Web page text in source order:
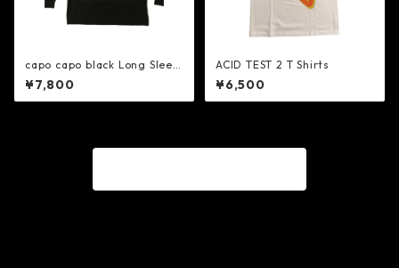
capo capo black Long Sleev
e.
¥7,800
ACID TEST 2 T Shirts
¥6,500